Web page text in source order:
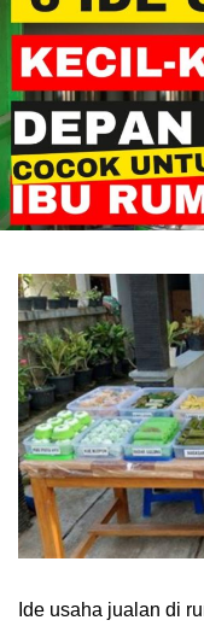
Ide usaha jualan di